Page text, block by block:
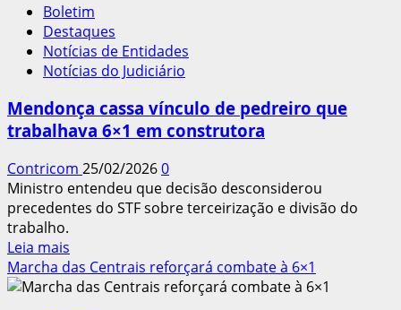
6ª
Conferência
Nacional
das
Boletim
Destaques
Notícias de Entidades
Notícias do Judiciário
Mendonça cassa vínculo de pedreiro que
trabalhava 6×1 em construtora
Contricom 25/02/20260
Ministro entendeu que decisão desconsiderou
precedentes do STF sobre terceirização e divisão do
trabalho.
Leia mais
mais
sobre
Marcha das Centrais reforçará combate à 6×1